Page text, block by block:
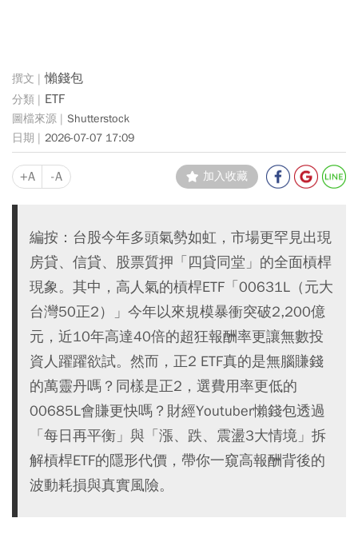
懶錢包
ETF
Shutterstock
2026-07-07 17:09
+A -A 加入收藏
編按：台股今年多頭氣勢如虹，市場更罕見出現
房貸、信貸、股票質押「四貸同堂」的全面槓桿
現象。其中，高人氣的槓桿ETF「00631L（元大
台灣50正2）」今年以來規模暴衝突破2,200億
元，近10年高達40倍的超狂報酬率更讓無數投
資人躍躍欲試。然而，正2 ETF真的是無腦賺錢
的萬靈丹嗎？同樣是正2，選費用率更低的
00685L會賺更快嗎？財經Youtuber懶錢包透過
「每日再平衡」與「漲、跌、震盪3大情境」拆
解槓桿ETF的隱形代價，帶你一窺高報酬背後的
波動耗損與真實風險。